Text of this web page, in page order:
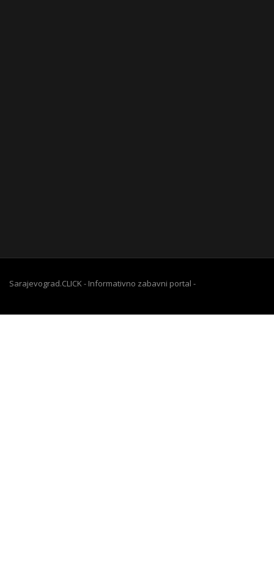
Sarajevograd.CLICK - Informativno zabavni portal -